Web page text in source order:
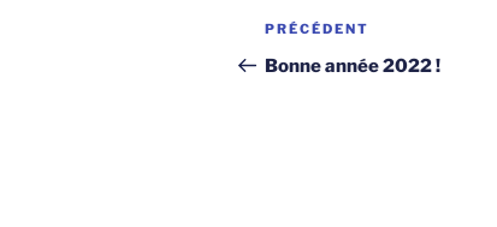
Navigation
de
Article
précédent
PRÉCÉDENT
Bonne année 2022 !